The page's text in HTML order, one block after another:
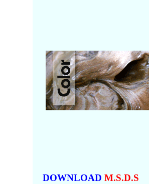
DOWNLOAD M.S.D.S